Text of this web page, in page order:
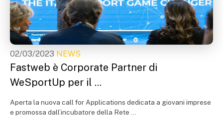
02/03/2023 NEWS
Fastweb è Corporate Partner di
WeSportUp per il ...
Aperta la nuova call for Applications dedicata a giovani imprese
e promossa dall’incubatore della Rete ...